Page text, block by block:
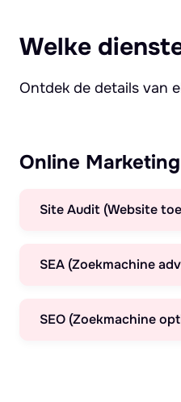
Welke
Ontdek de details van
Online Marketing
Site Audit (Website
SEA (Zoekmachine
SEO (Zoekmachine